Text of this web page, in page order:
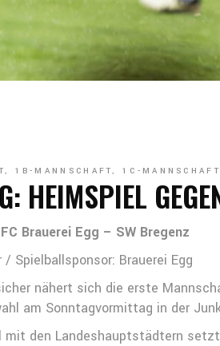
, 1B-MANNSCHAFT,1C-MANNSCHAFT
HEIMSPIEL
Brauerei Egg – SW Bregenz
/ Spielballsponsor: Brauerei Egg
nähert sich die erste
am Sonntagvormittag in der
den Landeshauptstädtern